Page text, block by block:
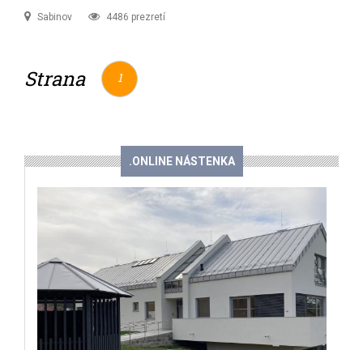
Sabinov 4486 prezretí
Strana 1
.ONLINE NÁSTENKA